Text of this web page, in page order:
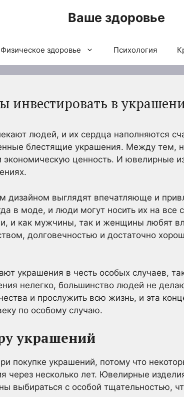
Ваше здоровье
Физическое здоровье Психология
инвестировать в
людей, и их сердца наполняются
блестящие украшения. Между тем,
экономическую ценность. И ювелирные
дизайном выглядят впечатляюще и
в моде, и люди могут носить их на все
и как мужчины, так и женщины любят
долговечностью и достаточно
украшения в честь особых случаев,
нелегко, большинство людей не
и прослужить всю жизнь, и эта
по особому случаю.
украшений
покупке украшений, потому что
через несколько лет. Ювелирные
выбираться с особой тщательностью,